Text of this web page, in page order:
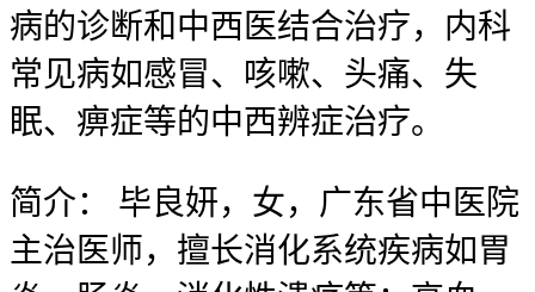
病的诊断和中西医结合治疗，内科
常见病如感冒、咳嗽、头痛、失
眠、痹症等的中西辨症治疗。
简介：
毕良妍，女，广东省中医院
主治医师，擅长消化系统疾病如胃